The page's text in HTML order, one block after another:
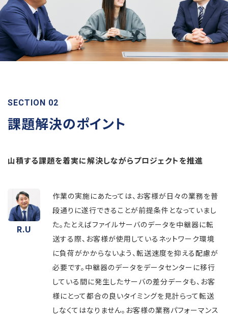
SECTION 02
課題解決のポイント
山積する課題を着実に解決しながらプロジェクトを推進
R.U
作業の実施にあたっては、お客様が日々の業務を普
段通りに遂行できることが前提条件となっていまし
た。たとえばファイルサーバのデータを中継器に転
送する際、お客様が使用しているネットワーク環境
に負荷がかからないよう、転送速度を抑える配慮が
必要です。中継器のデータをデータセンターに移行
している間に発生したサーバの差分データも、お客
様にとって都合の良いタイミングを見計らって転送
しなくてはなりません。お客様の業務パフォーマンス